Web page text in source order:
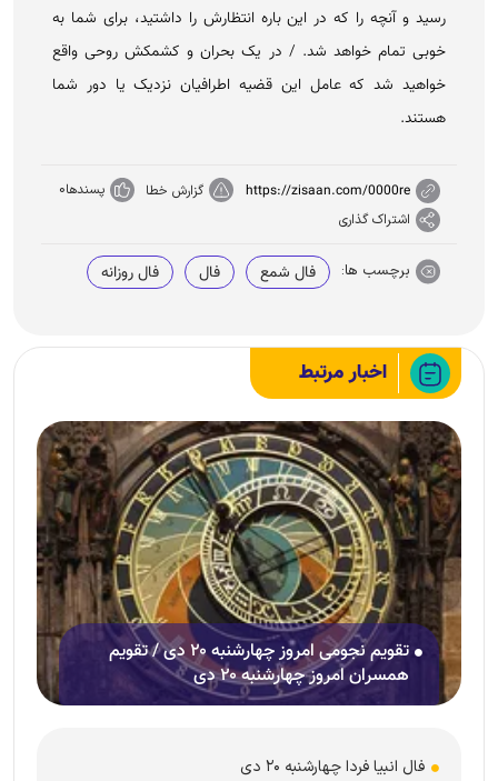
رسید و آنچه را که در این باره انتظارش را داشتید، برای شما به
خوبی تمام خواهد شد. / در یک بحران و کشمکش روحی واقع
خواهید شد که عامل این قضیه اطرافیان نزدیک یا دور شما
هستند.
https://zisaan.com/0000re گزارش خطا پسندها0
اشتراک گذاری
برچسب ها: فال شمع فال فال روزانه
اخبار مرتبط
تقویم نجومی امروز چهارشنبه ۲۰ دی / تقویم
همسران امروز چهارشنبه ۲۰ دی
فال انبیا فردا چهارشنبه ۲۰ دی